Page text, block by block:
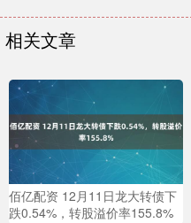
相关文章
佰亿配资 12月11日龙大转债下
跌0.54%，转股溢价率155.8%